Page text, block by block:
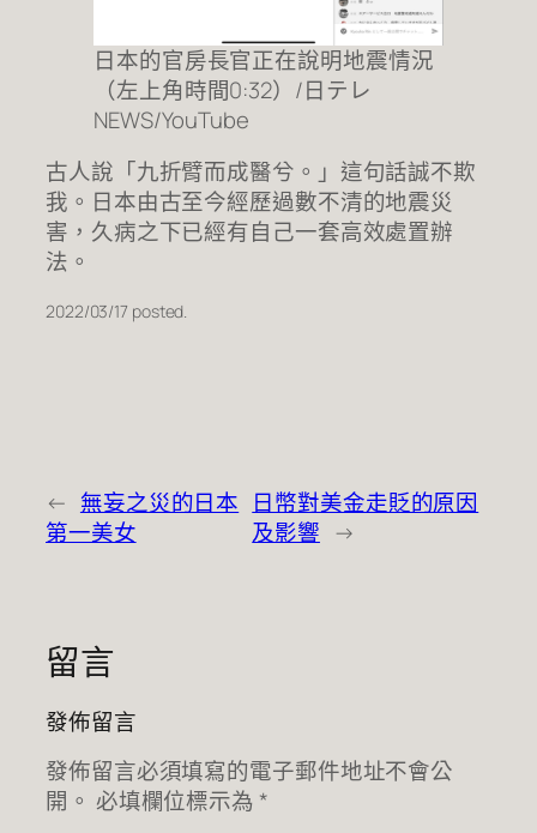
日本的官房長官正在說明地震情況
（左上角時間0:32）/日テレ
NEWS/YouTube
古人說「九折臂而成醫兮。」這句話誠不欺
我。日本由古至今經歷過數不清的地震災
害，久病之下已經有自己一套高效處置辦
法。
2022/03/17 posted.
← 無妄之災的日本
第一美女
日幣對美金走貶的原因
及影響 →
留言
發佈留言
發佈留言必須填寫的電子郵件地址不會公
開。 必填欄位標示為 *